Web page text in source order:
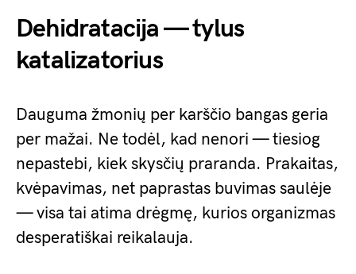
Dehidratacija — tylus
katalizatorius
Dauguma žmonių per karščio bangas geria
per mažai. Ne todėl, kad nenori — tiesiog
nepastebi, kiek skysčių praranda. Prakaitas,
kvėpavimas, net paprastas buvimas saulėje
— visa tai atima drėgmę, kurios organizmas
desperatiškai reikalauja.